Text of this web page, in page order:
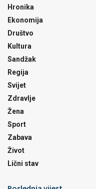
Hronika
Ekonomija
Društvo
Kultura
Sandžak
Regija
Svijet
Zdravlje
Žena
Sport
Zabava
Život
Lični stav